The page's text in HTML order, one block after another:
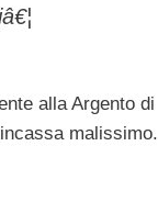
alla Argento di
malissimo.